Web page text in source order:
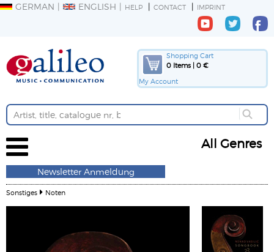
GERMAN ENGLISH HELP CONTACT IMPRINT
Shopping Cart
0 Items | 0 €
My Account
All Genres
Newsletter Anmeldung
Sonstiges Noten